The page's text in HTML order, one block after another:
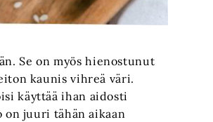
Se on myös hienostunut
kaunis vihreä väri.
käyttää ihan aidosti
on juuri tähän aikaan